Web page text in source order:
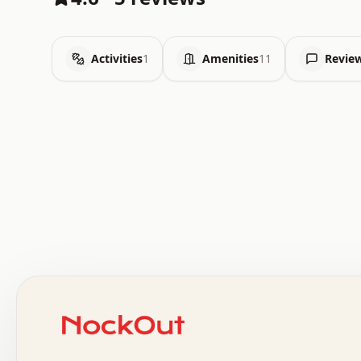
Activities1 Amenities11
.   +   .   .   o   .   .   .   .   .   .   :   .
.   .   .   o   .   .   .   .   .   .   .   .   x   .